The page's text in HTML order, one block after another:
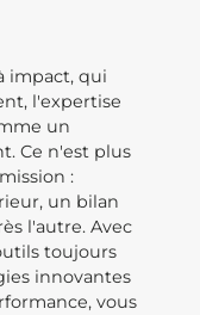
impact, qui
l'expertise
un
Ce n'est plus
:
un bilan
l'autre. Avec
toujours
innovantes
vous